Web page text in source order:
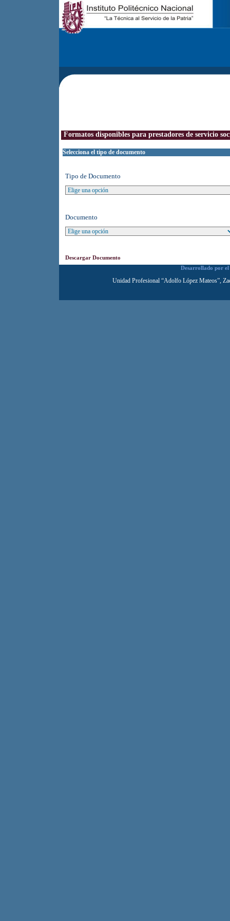
Formatos disponibles para prestadores de servicio
Selecciona el tipo de documento
Tipo de Documento
Documento
Descargar Documento
Desarrollado por
Unidad Profesional “Adolfo López Mateos”,